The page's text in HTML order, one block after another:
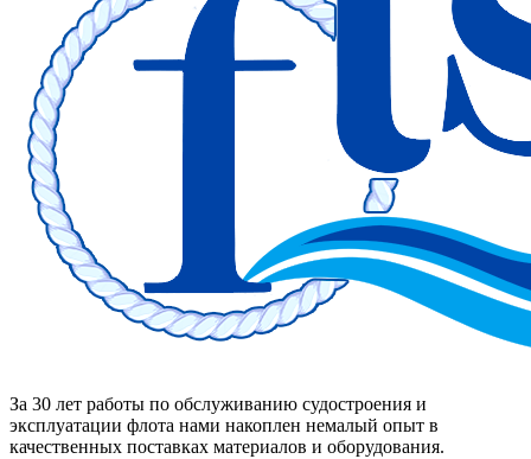
За 30 лет работы по обслуживанию судостроения и
эксплуатации флота нами накоплен немалый опыт в
качественных поставках материалов и оборудования.